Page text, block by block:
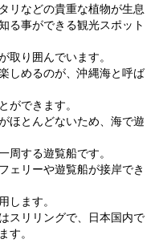
リなどの貴重な植物が生息
る事ができる観光スポット
取り囲んでいます。
しめるのが、沖縄海と呼ば
ができます。
ほとんどないため、海で遊
周する遊覧船です。
ェリーや遊覧船が接岸でき
します。
スリリングで、日本国内で
す。